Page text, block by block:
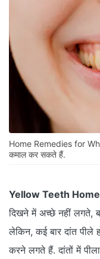
Home Remedies for
कमाल कर सकते हैं.
Yellow Teeth
दिखने में अच्छे नहीं लगते,
लेकिन, कई बार दांत पीले
करने लगते हैं. दांतों में